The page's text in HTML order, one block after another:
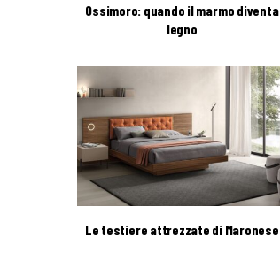
Ossimoro: quando il marmo diventa
legno
Le testiere attrezzate di Maronese